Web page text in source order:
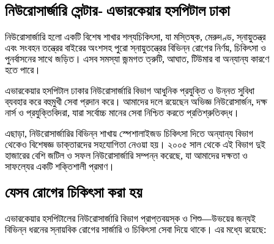
নিউরোসার্জারি সেন্টার- এভারকেয়ার হসপিটাল ঢাকা
নিউরোসার্জারি হলো একটি বিশেষ শাখার শল্যচিকিৎসা, যা মস্তিষ্ক, মেরুদণ্ড, স্নায়ুতন্ত্র
এবং সংবহন তন্ত্রের বাইরের অংশসহ পুরো স্নায়ুতন্ত্রের বিভিন্ন রোগের নির্ণয়, চিকিৎসা ও
পুনর্বাসনের সাথে জড়িত। এসব সমস্যা জন্মগত ত্রুটি, আঘাত, টিউমার বা অন্যান্য কারণে
হতে পারে।
এভারকেয়ার হসপিটাল ঢাকার নিউরোসার্জারি বিভাগ আধুনিক প্রযুক্তি ও উন্নত সুবিধা
ব্যবহার করে বহুমুখী সেবা প্রদান করে। আমাদের দলে রয়েছেন অভিজ্ঞ নিউরোসার্জন, দক্ষ
নার্স ও প্রযুক্তিবিদরা, যারা সর্বোচ্চ মানের সেবা নিশ্চিত করতে প্রতিশ্রুতিবদ্ধ।
এছাড়া, নিউরোসার্জারির বিভিন্ন শাখায় স্পেশালাইজড চিকিৎসা দিতে অন্যান্য বিভাগ
থেকেও বিশেষজ্ঞ ডাক্তারদের সহযোগিতা নেওয়া হয়। ২০০৫ সাল থেকে এই বিভাগ দুই
হাজারের বেশি জটিল ও সফল নিউরোসার্জারি সম্পন্ন করেছে, যা আমাদের দক্ষতা ও
সাফল্যের একটি শক্তিশালী প্রমাণ।
যেসব রোগের চিকিৎসা করা হয়
এভারকেয়ার হসপিটালের নিউরোসার্জারি বিভাগ প্রাপ্তবয়স্ক ও শিশু—উভয়ের জন্যই
বিভিন্ন ধরনের স্নায়বিক রোগের সার্জারি ও চিকিৎসা সেবা দিয়ে থাকে। এর মধ্যে রয়েছে: